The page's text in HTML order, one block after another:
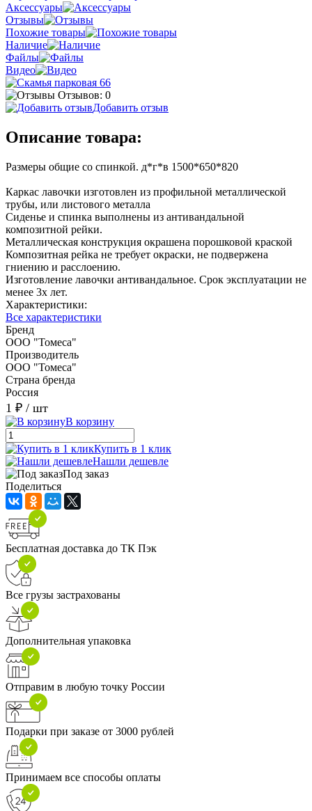
Аксессуары
Отзывы
Похожие товары
Наличие
Файлы
Видео
Отзывов: 0
Добавить отзыв
Описание товара:
Размеры общие со спинкой. д*г*в 1500*650*820
Каркас лавочки изготовлен из профильной металлической
трубы, или листового металла
Сиденье и спинка выполнены из антивандальной
композитной рейки.
Металлическая конструкция окрашена порошковой краской
Композитная рейка не требует окраски, не подвержена
гниению и расслоению.
Изготовление лавочки антивандальное. Срок эксплуатации не
менее 3х лет.
Характеристики:
Все характеристики
Бренд
ООО "Томеса"
Производитель
ООО "Томеса"
Страна бренда
Россия
1 ₽ / шт
В корзину
Купить в 1 клик
Нашли дешевле
Под заказ
Поделиться
Бесплатная доставка до ТК Пэк
Все грузы застрахованы
Дополнительная упаковка
Отправим в любую точку России
Подарки при заказе от 3000 рублей
Принимаем все способы оплаты